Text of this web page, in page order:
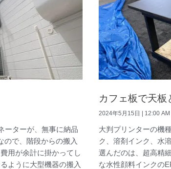
ーターが、無事に納品
ので、階段からの搬入
用が余計に掛かってし
ように大型機器の搬入
カフェ板で天板
2024年5月15日 12:00 AM
大判プリンターの機
ク、溶剤インク、水
選んだのは、超高精
な水性顔料インクの